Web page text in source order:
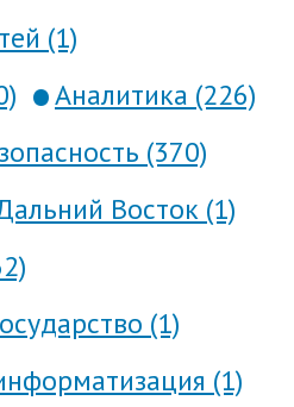
(1)
Аналитика (226)
(370)
Восток (1)
(1)
(1)